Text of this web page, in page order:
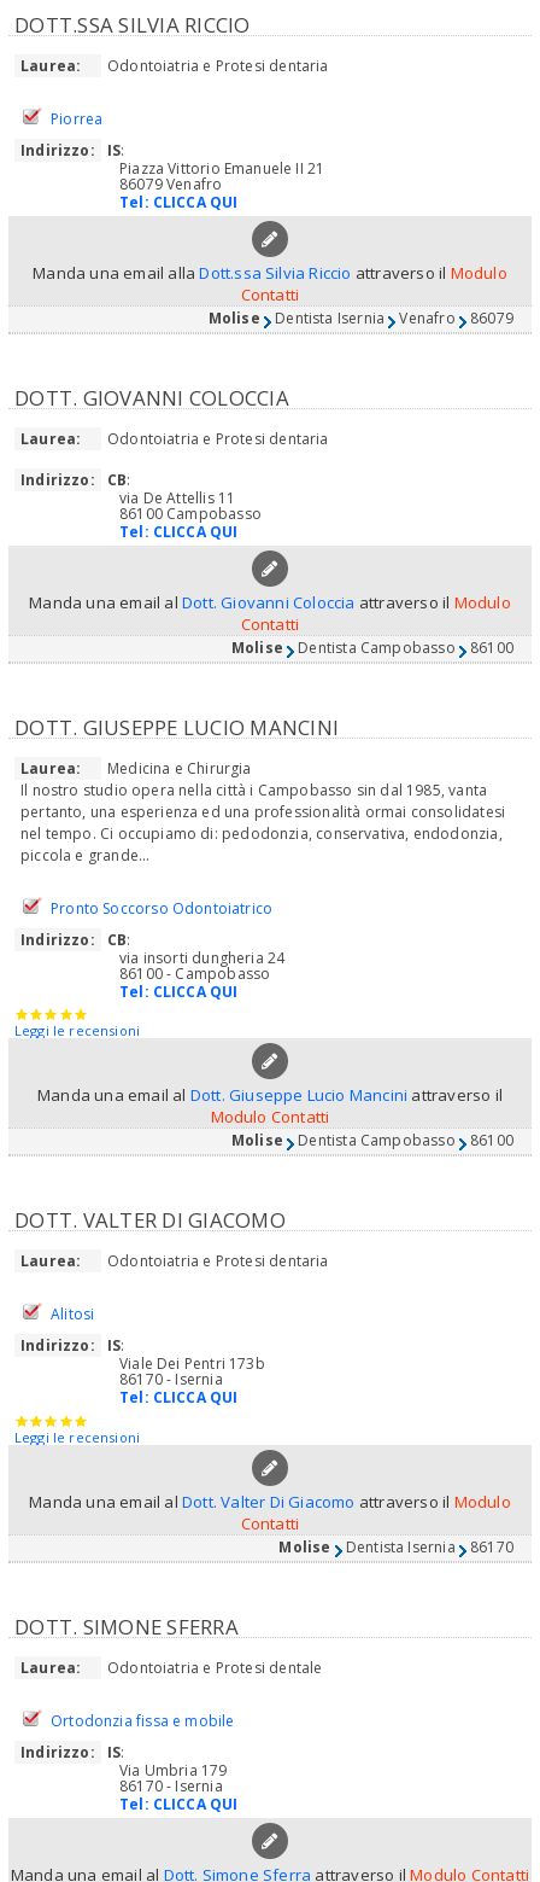
DOTT.SSA SILVIA RICCIO
Laurea: Odontoiatria e Protesi dentaria
Piorrea
Indirizzo:
IS:
Piazza Vittorio Emanuele II 21
86079 Venafro
Tel: CLICCA QUI
Manda una email allaDott.ssa Silvia Riccio attraverso il Modulo
Contatti
Molise Dentista Isernia Venafro 86079
DOTT. GIOVANNI COLOCCIA
Laurea:
Odontoiatria e Protesi dentaria
Indirizzo:
CB:
via De Attellis 11
86100 Campobasso
Tel: CLICCA QUI
Manda una email al Dott. Giovanni Coloccia attraverso il Modulo
Contatti
Molise Dentista Campobasso 86100
DOTT. GIUSEPPE LUCIO MANCINI
Laurea:
Medicina e Chirurgia
Il nostro studio opera nella città i Campobasso sin dal 1985, vanta
pertanto, una esperienza ed una professionalità ormai consolidatesi
nel tempo. Ci occupiamo di: pedodonzia, conservativa, endodonzia,
piccola e grande...
Pronto Soccorso Odontoiatrico
Indirizzo:
CB:
via insorti dungheria 24
86100 - Campobasso
Tel: CLICCA QUI
Leggi le recensioni
Manda una email al Dott. Giuseppe Lucio Mancini attraverso il
Modulo Contatti
Molise Dentista Campobasso 86100
DOTT. VALTER DI GIACOMO
Laurea: Odontoiatria e Protesi dentaria
Alitosi
Indirizzo:
IS:
Viale Dei Pentri 173b
86170 - Isernia
Tel: CLICCA QUI
Leggi le recensioni
Manda una email al Dott. Valter Di Giacomo attraverso il Modulo
Contatti
Molise Dentista Isernia 86170
DOTT. SIMONE SFERRA
Laurea: Odontoiatria e Protesi dentale
Ortodonzia fissa e mobile
Indirizzo:
IS:
Via Umbria 179
86170 - Isernia
Tel: CLICCA QUI
Manda una email al Dott. Simone Sferra attraverso ilModulo Contatti